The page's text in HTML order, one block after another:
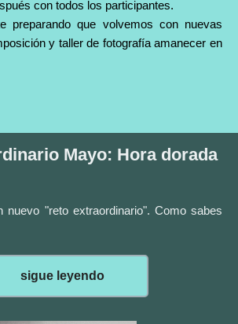
con todos los participantes.
preparando que volvemos con nuevas
y taller de fotografía amanecer en
Mayo: Hora dorada
nuevo "reto extraordinario". Como sabes
sigue leyendo